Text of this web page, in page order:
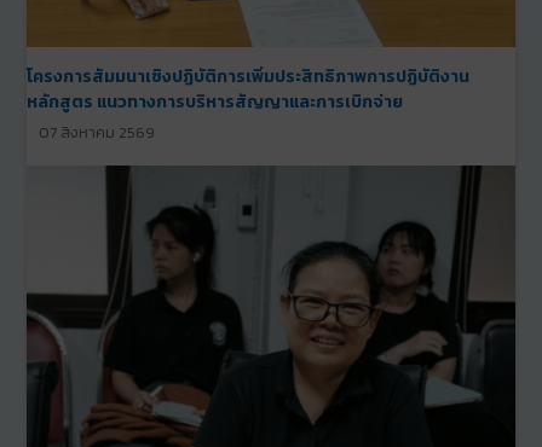
โครงการสัมมนาเชิงปฏิบัติการเพิ่มประสิทธิภาพการปฏิบัติงาน
หลักสูตร แนวทางการบริหารสัญญาและการเบิกจ่าย
07 สิงหาคม 2569